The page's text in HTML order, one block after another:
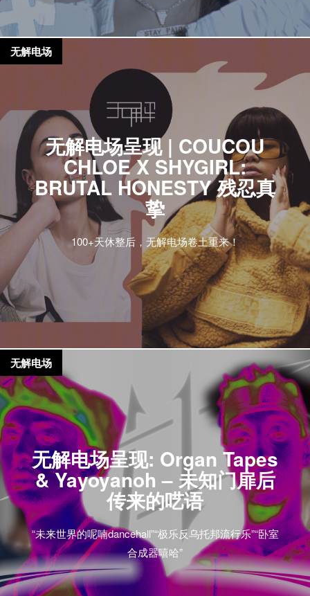
无解电场呈现 | COUCOU
CHLOE X SHYGIRL:
BRUTAL HONESTY 残忍真
挚
100+天休整后，无解电场卷土重来！
无解电场
无解电场呈现: Organ Tapes
& Yayoyanoh – 未知门扉后
传来的呓语
“未来世界的呢喃dancehall”“极乐反乌托邦流行乐”“卧室
合成器嘻哈”
无解电场